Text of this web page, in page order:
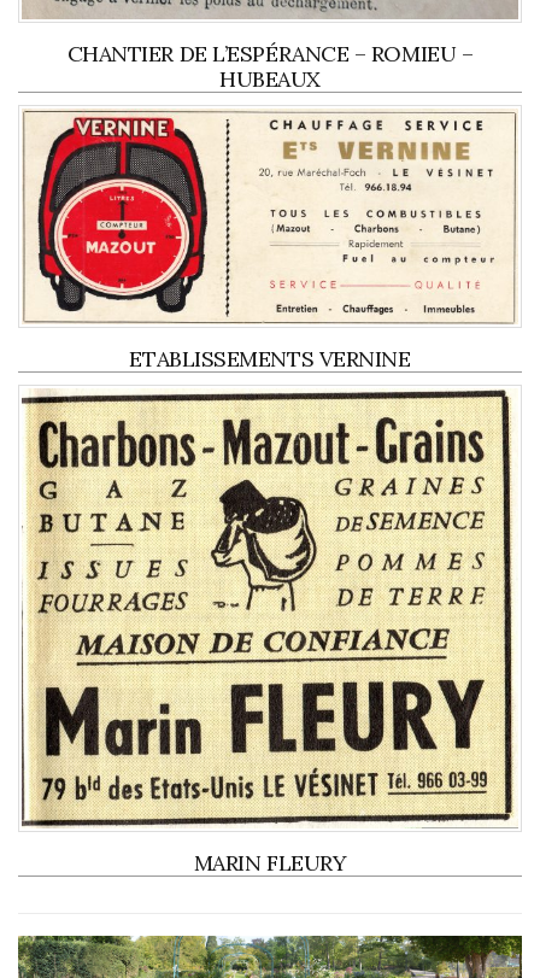
CHANTIER DE L’ESPÉRANCE – ROMIEU –
HUBEAUX
ETABLISSEMENTS VERNINE
MARIN FLEURY